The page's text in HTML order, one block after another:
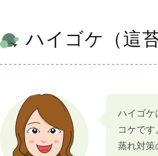
ハイゴケ（這
ハイゴケ
コケです
蒸れ対策